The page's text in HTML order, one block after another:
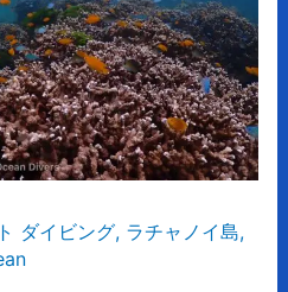
ダイビング, ラチャノイ島,